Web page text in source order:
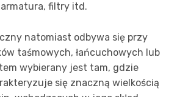
filtry itd.
natomiast odbywa się przy
taśmowych, łańcuchowych lub
wybierany jest tam, gdzie
się znaczną wielkością